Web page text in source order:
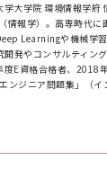
大学院 環境情報学府
情報学）。高専時代
Learningや機械学
発やコンサルティン
E資格合格者、2018
ンジニア問題集」（イ